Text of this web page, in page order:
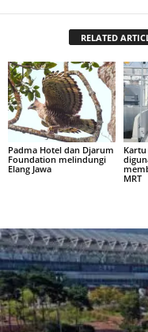
RELATED
Padma Hotel dan Djarum
Foundation melindungi
Elang Jawa
MRT